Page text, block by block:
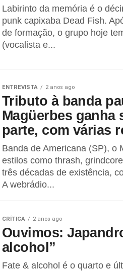
Labirinto da memória é o
punk capixaba Dead Fish.
de formação, o grupo hoje
(vocalista e...
ENTREVISTA 2 anos ago
Tributo à banda
Magüerbes ganha
parte, com várias
Banda de Americana (SP), o
estilos como thrash,
três décadas de existência,
A webrádio...
CRÍTICA 2 anos ago
Ouvimos:
alcohol”
Fate & alcohol é o quarto e